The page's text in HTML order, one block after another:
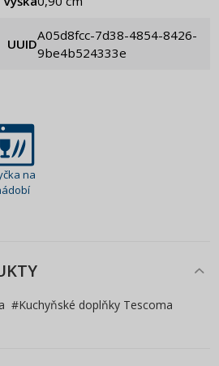
UUID
a05d8fcc-7d38-4854-8426-
9be4b524333e
na
#Kuchyňské doplňky Tescoma